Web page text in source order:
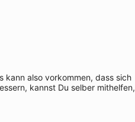
kann also vorkommen, dass sich
kannst Du selber mithelfen,